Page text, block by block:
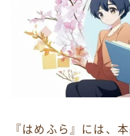
『はめふら』には、